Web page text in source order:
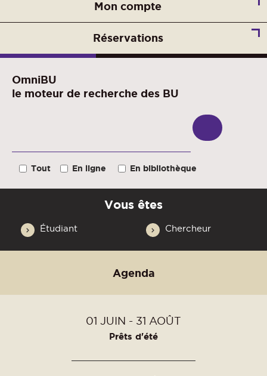
Mon compte
Réservations
OmniBU
le moteur de recherche des BU
Tout En ligne En bibliothèque
Vous êtes
Étudiant Chercheur
Agenda
01 JUIN 31 AOÛT
Prêts d'été